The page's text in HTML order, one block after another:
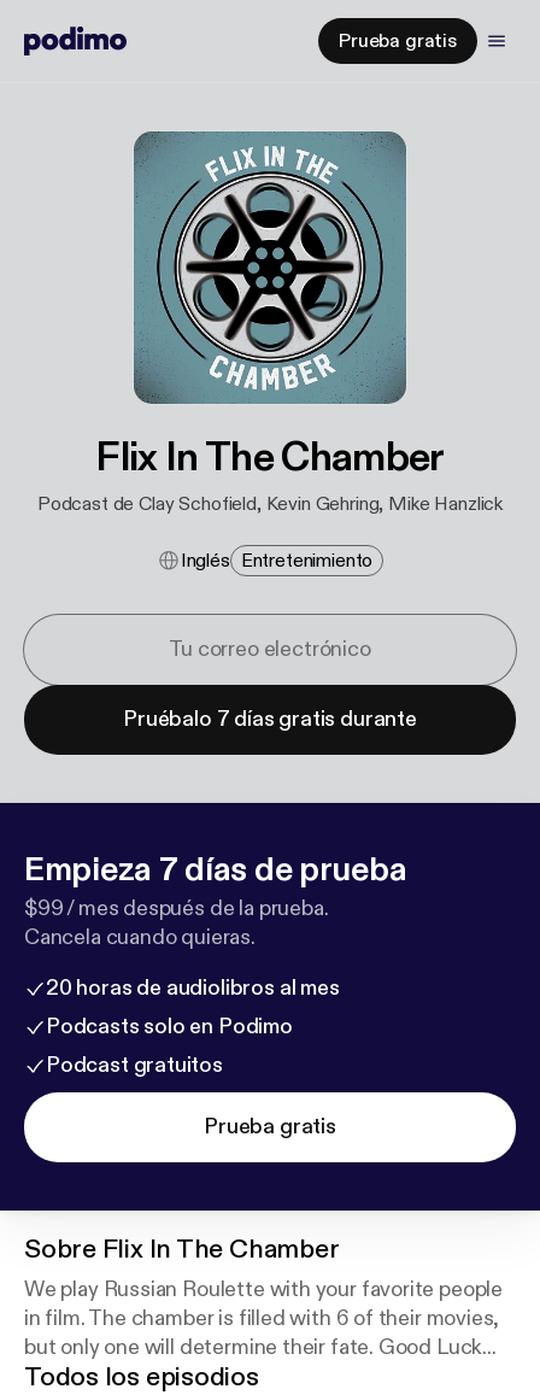
Prueba gratis
Flix In The Chamber
Podcast de Clay Schofield, Kevin Gehring, Mike Hanzlick
Inglés Entretenimiento
Pruébalo 7 días gratis durante
Empieza 7 días de prueba
$99 / mes después de la prueba.
Cancela cuando quieras.
20 horas de audiolibros al mes
Podcasts solo en Podimo
Podcast gratuitos
Prueba gratis
Sobre Flix In The Chamber
We play Russian Roulette with your favorite people
in film. The chamber is filled with 6 of their movies,
but only one will determine their fate. Good Luck...
Todos los episodios